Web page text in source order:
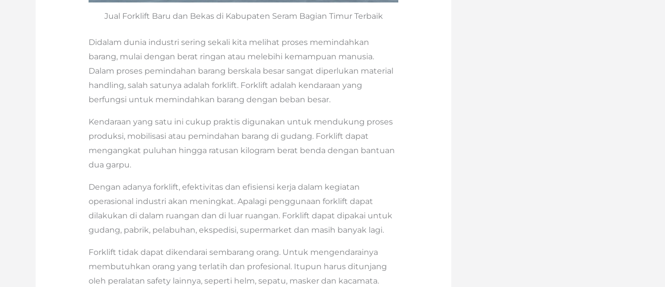
Jual Forklift Baru dan Bekas di Kabupaten Seram Bagian Timur Terbaik
Didalam dunia industri sering sekali kita melihat proses memindahkan
barang, mulai dengan berat ringan atau melebihi kemampuan manusia.
Dalam proses pemindahan barang berskala besar sangat diperlukan material
handling, salah satunya adalah forklift. Forklift adalah kendaraan yang
berfungsi untuk memindahkan barang dengan beban besar.
Kendaraan yang satu ini cukup praktis digunakan untuk mendukung proses
produksi, mobilisasi atau pemindahan barang di gudang. Forklift dapat
mengangkat puluhan hingga ratusan kilogram berat benda dengan bantuan
dua garpu.
Dengan adanya forklift, efektivitas dan efisiensi kerja dalam kegiatan
operasional industri akan meningkat. Apalagi penggunaan forklift dapat
dilakukan di dalam ruangan dan di luar ruangan. Forklift dapat dipakai untuk
gudang, pabrik, pelabuhan, ekspedisi, supermarket dan masih banyak lagi.
Forklift tidak dapat dikendarai sembarang orang. Untuk mengendarainya
membutuhkan orang yang terlatih dan profesional. Itupun harus ditunjang
oleh peralatan safety lainnya, seperti helm, sepatu, masker dan kacamata.